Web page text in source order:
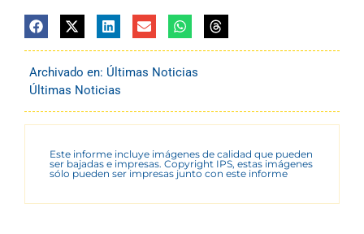
Archivado en: Últimas Noticias
Últimas Noticias
Este informe incluye imágenes de calidad que pueden
ser bajadas e impresas. Copyright IPS, estas imágenes
sólo pueden ser impresas junto con este informe